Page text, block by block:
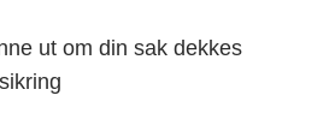
ut om din sak dekkes